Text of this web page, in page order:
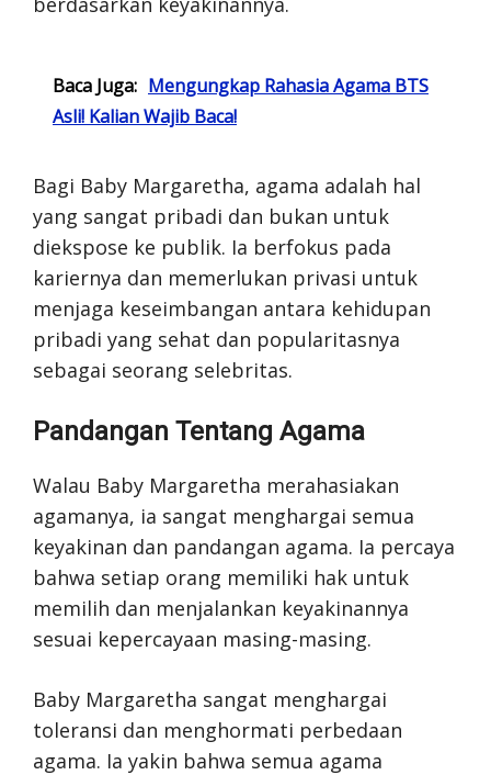
Baca Juga: Mengungkap Rahasia Agama BTS
Asli! Kalian Wajib Baca!
Bagi Baby Margaretha, agama adalah hal
yang sangat pribadi dan bukan untuk
diekspose ke publik. Ia berfokus pada
kariernya dan memerlukan privasi untuk
menjaga keseimbangan antara kehidupan
pribadi yang sehat dan popularitasnya
sebagai seorang selebritas.
Pandangan Tentang Agama
Walau Baby Margaretha merahasiakan
agamanya, ia sangat menghargai semua
keyakinan dan pandangan agama. Ia percaya
bahwa setiap orang memiliki hak untuk
memilih dan menjalankan keyakinannya
sesuai kepercayaan masing-masing.
Baby Margaretha sangat menghargai
toleransi dan menghormati perbedaan
agama. Ia yakin bahwa semua agama